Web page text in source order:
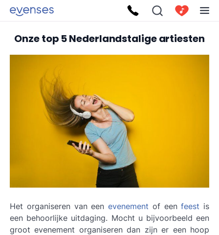
Onze top 5 Nederlandstalige artiesten
Het organiseren van een evenement of eenfeest is
een behoorlijke uitdaging. Mocht u bijvoorbeeld een
groot evenement organiseren dan zijn er een hoop